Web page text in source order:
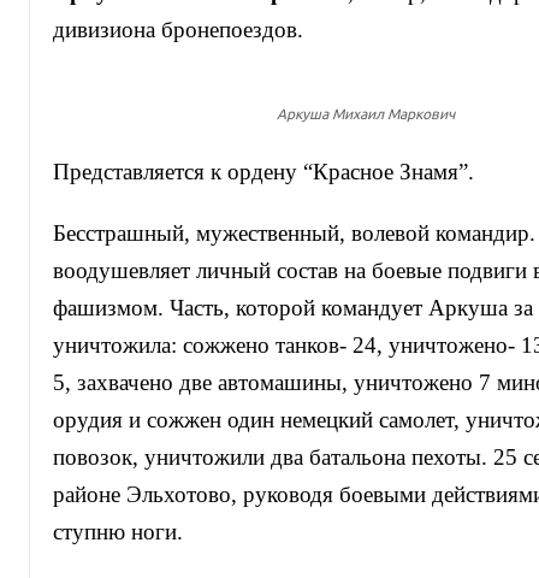
дивизиона бронепоездов.
Аркуша Михаил Маркович
Представляется к ордену “Красное Знамя”.
Бесстрашный, мужественный, волевой
воодушевляет личный состав на боевые подвиги
фашизмом. Часть, которой командует Аркушаза
уничтожила: сожжено танков- 24, уничтожено-
5, захвачено две автомашины, уничтожено 7
орудия и сожжен один немецкий самолет,
повозок, уничтожили два батальона пехоты. 25
районе Эльхотово, руководя боевыми
ступню ноги.